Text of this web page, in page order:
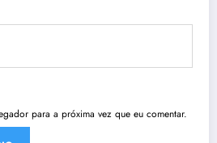
para a próxima vez que eu comentar.